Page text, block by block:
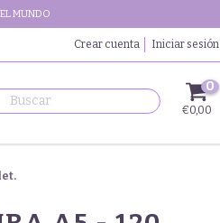
MUNDO
Crear cuenta Iniciar sesión
0
€0,00